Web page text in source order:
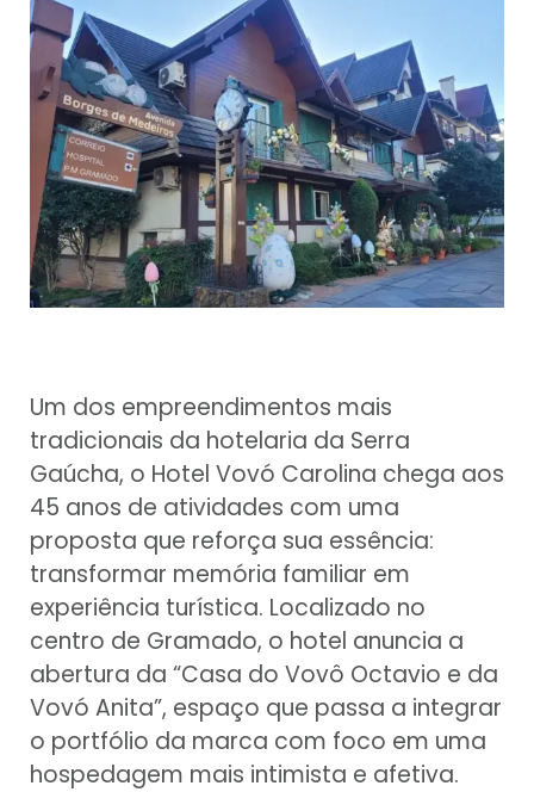
Um dos empreendimentos mais
tradicionais da hotelaria da Serra
Gaúcha, o Hotel Vovó Carolina chega aos
45 anos de atividades com uma
proposta que reforça sua essência:
transformar memória familiar em
experiência turística. Localizado no
centro de Gramado, o hotel anuncia a
abertura da “Casa do Vovô Octavio e da
Vovó Anita”, espaço que passa a integrar
o portfólio da marca com foco em uma
hospedagem mais intimista e afetiva.